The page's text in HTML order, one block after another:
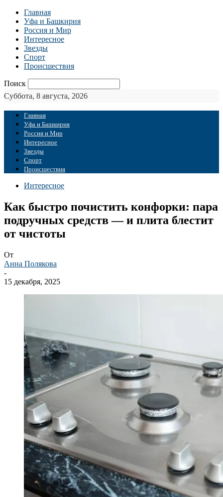
Главная
Уфа и Башкирия
Россия и Мир
Интересное
Звезды
Спорт
Происшествия
Поиск
Суббота, 8 августа, 2026
Главная
Уфа и Башкирия
Россия и Мир
Интересное
Звезды
Спорт
Происшествия
Интересное
Как быстро почистить конфорки: пара
подручных средств — и плита блестит
от чистоты
От
Анна Полякова
-
15 декабря, 2025